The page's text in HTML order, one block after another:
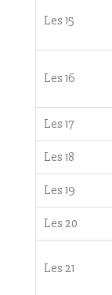
Les 15
Les 16
Les 17
Les 18
Les 19
Les 20
Les 21